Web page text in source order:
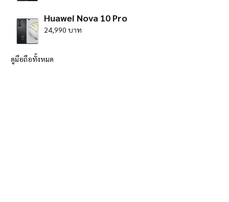
Huawei Nova 10 Pro
24,990 บาท
ดูมือถือทั้งหมด